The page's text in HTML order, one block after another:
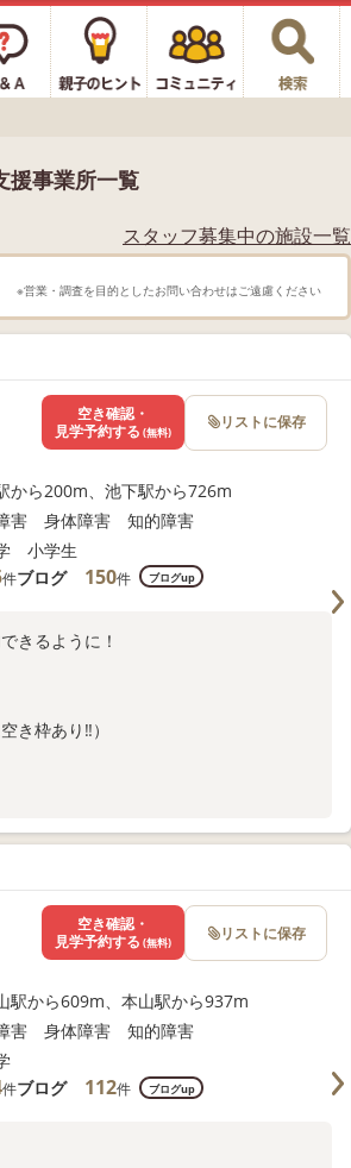
援事業所一覧
スタッフ募集中の施設一覧
※営業・調査を目的としたお問い合わせはご遠慮ください
から200m、池下駅から726m
害 身体障害 知的障害
小学生
件ブログ 150件 ブログup
きるように！
き枠あり‼）
空き確認・
見学予約する (無料) リストに保存
駅から609m、本山駅から937m
害 身体障害 知的障害
件ブログ 112件 ブログup
空き確認・
見学予約する (無料) リストに保存